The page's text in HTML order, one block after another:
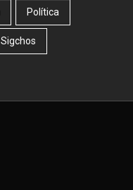
Política
Sigchos